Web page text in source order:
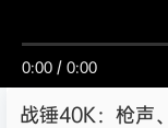
0:00 / 0:00
战锤40K：枪